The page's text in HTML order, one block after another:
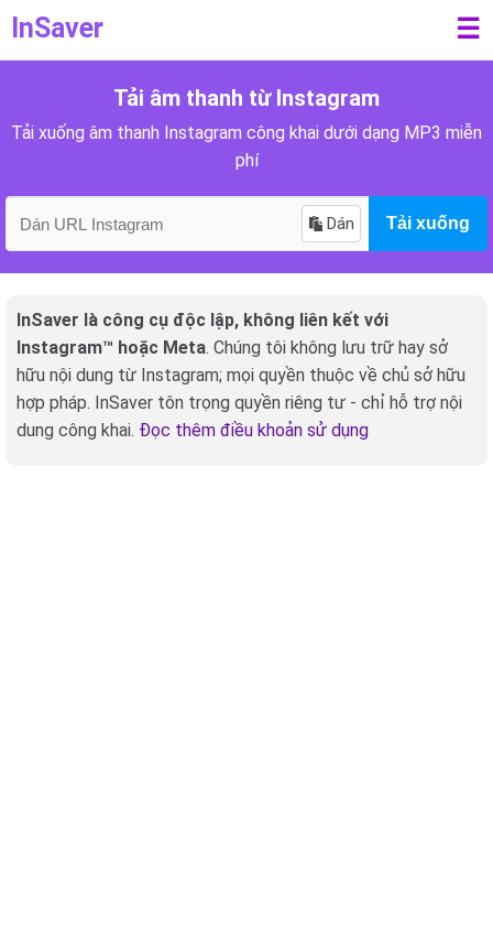
InSaver ☰
Tải âm thanh từ Instagram
Tải xuống âm thanh Instagram công khai dưới dạng MP3 miễn
phí
Dán Tải xuống
InSaver là công cụ độc lập, không liên kết với
Instagram™ hoặc Meta. Chúng tôi không lưu trữ hay sở
hữu nội dung từ Instagram; mọi quyền thuộc về chủ sở hữu
hợp pháp. InSaver tôn trọng quyền riêng tư - chỉ hỗ trợ nội
dung công khai. Đọc thêm điều khoản sử dụng